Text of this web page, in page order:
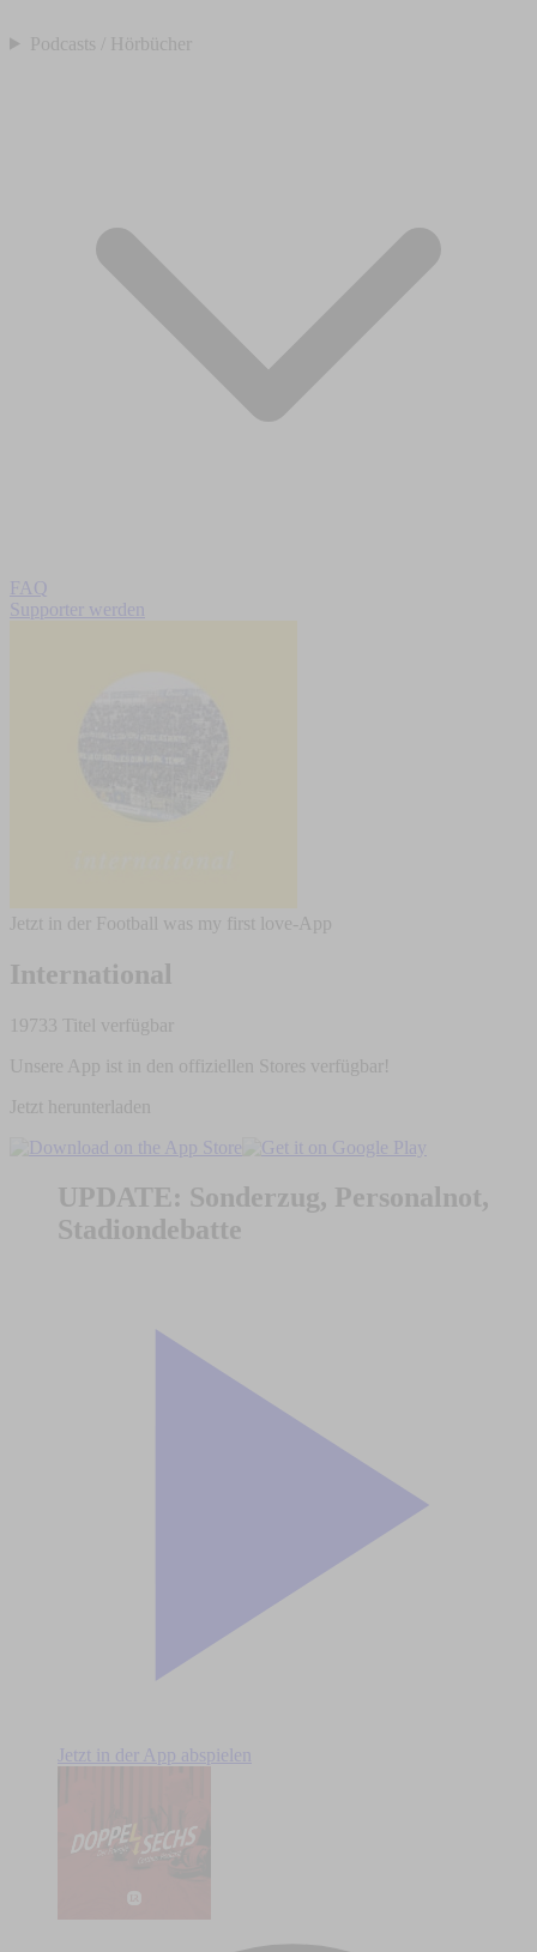
Podcasts / Hörbücher
FAQ
Supporter werden
Jetzt in der Football was my first love-App
International
19733 Titel verfügbar
Unsere App ist in den offiziellen Stores verfügbar!
Jetzt herunterladen
UPDATE: Sonderzug, Personalnot,
Stadiondebatte
Jetzt in der App abspielen